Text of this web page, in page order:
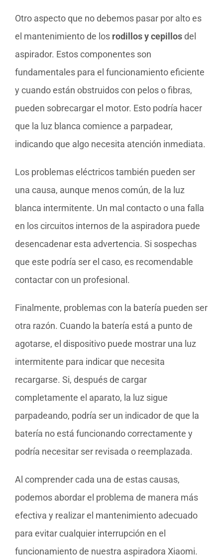
Otro aspecto que no debemos pasar por alto es
el mantenimiento de los rodillos y cepillosdel
aspirador. Estos componentes son
fundamentales para el funcionamiento eficiente
y cuando están obstruidos con pelos o fibras,
pueden sobrecargar el motor. Esto podría hacer
que la luz blanca comience a parpadear,
indicando que algo necesita atención inmediata.
Los problemas eléctricos también pueden ser
una causa, aunque menos común, de la luz
blanca intermitente. Un mal contacto o una falla
en los circuitos internos de la aspiradora puede
desencadenar esta advertencia. Si sospechas
que este podría ser el caso, es recomendable
contactar con un profesional.
Finalmente, problemas con la batería pueden ser
otra razón. Cuando la batería está a punto de
agotarse, el dispositivo puede mostrar una luz
intermitente para indicar que necesita
recargarse. Si, después de cargar
completamente el aparato, la luz sigue
parpadeando, podría ser un indicador de que la
batería no está funcionando correctamente y
podría necesitar ser revisada o reemplazada.
Al comprender cada una de estas causas,
podemos abordar el problema de manera más
efectiva y realizar el mantenimiento adecuado
para evitar cualquier interrupción en el
funcionamiento de nuestra aspiradora Xiaomi.